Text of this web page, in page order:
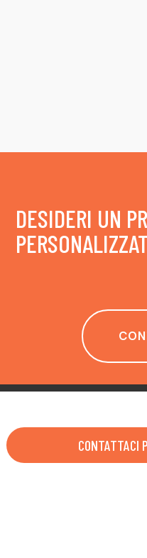
DESIDERI UN
CONTATTACI